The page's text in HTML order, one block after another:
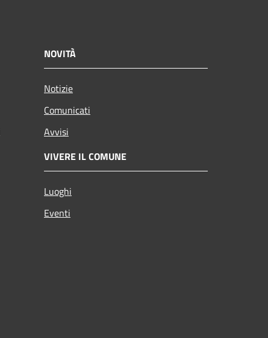
NOVITÀ
Notizie
Comunicati
Avvisi
VIVERE IL COMUNE
Luoghi
Eventi